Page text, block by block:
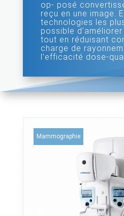
op- posé
reçu en une image.
technologies les
possible
tout en réduisant
charge de
l’efficacité dose-
Mammographie